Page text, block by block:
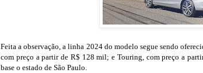
Feita a observação, a linha 2024 do modelo segue sendo
com preço a partir de R$ 128 mil; e Touring, com preço a
base o estado de São Paulo.